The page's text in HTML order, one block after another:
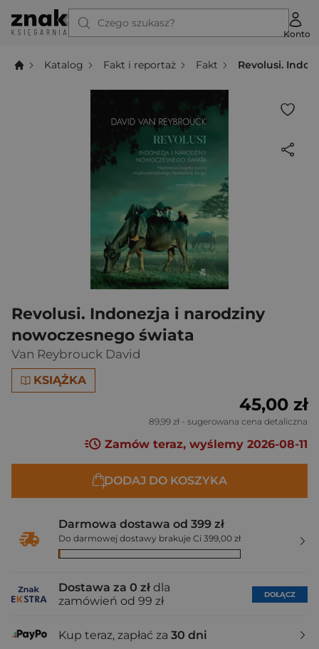
Czego szukasz?
Konto
Katalog Fakt i reportaż Fakt Revolusi.
Revolusi. Indonezja i narodziny
nowoczesnego świata
Van Reybrouck David
KSIĄŻKA
45,00 zł
89,99 zł - sugerowana cena detaliczna
Zamów teraz, wyślemy 2026-08-11
DODAJ DO KOSZYKA
Darmowa dostawa od 399 zł
Do darmowej dostawy brakuje Ci 399,00 zł
Dostawa za 0 zł dla
zamówień od 99 zł
DOŁĄCZ
Kup teraz, zapłać za 30 dni